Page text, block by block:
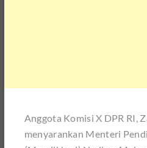
Anggota Komisi X DPR RI,
menyarankan Menteri